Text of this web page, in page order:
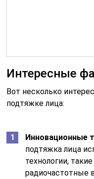
Интересные
Вот несколько
подтяжке лица:
Инновационные
подтяжка лица
технологии,
радиочастотные